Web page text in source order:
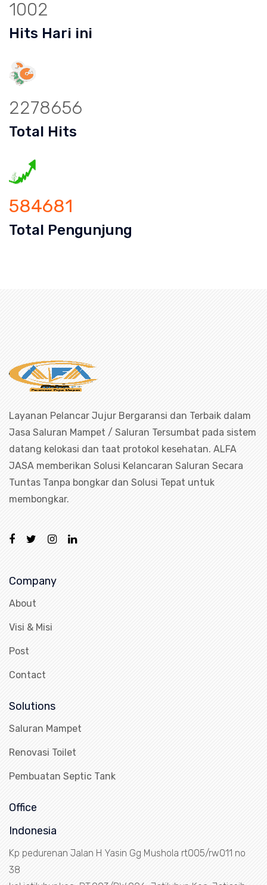
1002
Hits Hari ini
2278656
Total Hits
584681
Total Pengunjung
Layanan Pelancar Jujur Bergaransi dan Terbaik dalam
Jasa Saluran Mampet / Saluran Tersumbat pada sistem
datang kelokasi dan taat protokol kesehatan. ALFA
JASA memberikan Solusi Kelancaran Saluran Secara
Tuntas Tanpa bongkar dan Solusi Tepat untuk
membongkar.
Company
About
Visi & Misi
Post
Contact
Solutions
Saluran Mampet
Renovasi Toilet
Pembuatan Septic Tank
Office
Indonesia
Kp pedurenan Jalan H Yasin Gg Mushola rt005/rw011 no
38